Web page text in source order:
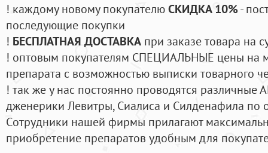
! каждому новому покупателюСКИДКА 10%-
последующие покупки
! БЕСПЛАТНАЯ ДОСТАВКА при заказе товара на
! оптовым покупателям СПЕЦИАЛЬНЫЕ цены на
препарата с возможностью выписки товарного
! так же у нас постоянно проводятся
дженерики Левитры, Сиалиса и Силденафила по
Cотрудники нашей фирмы прилагают
приобретение препаратов удобным для